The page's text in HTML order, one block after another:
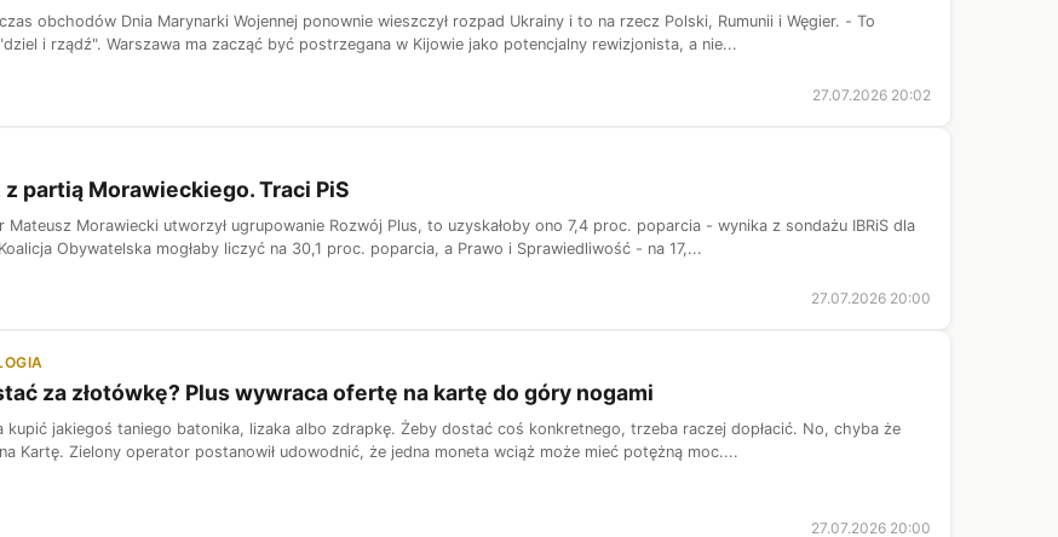
obchodów Dnia Marynarki Wojennej ponownie wieszczył rozpad Ukrainy i to na rzecz Polski, Rumunii i Węgier. - To
i rządź". Warszawa ma zacząć być postrzegana w Kijowie jako potencjalny rewizjonista, a nie...
27.07.2026 20:02
partią Morawieckiego. Traci PiS
Mateusz Morawiecki utworzył ugrupowanie Rozwój Plus, to uzyskałoby ono 7,4 proc. poparcia - wynika z sondażu IBRiS dla
Obywatelska mogłaby liczyć na 30,1 proc. poparcia, a Prawo i Sprawiedliwość - na 17,...
27.07.2026 20:00
za złotówkę? Plus wywraca ofertę na kartę do góry nogami
kupić jakiegoś taniego batonika, lizaka albo zdrapkę. Żeby dostać coś konkretnego, trzeba raczej dopłacić. No, chyba że
Kartę. Zielony operator postanowił udowodnić, że jedna moneta wciąż może mieć potężną moc....
27.07.2026 20:00